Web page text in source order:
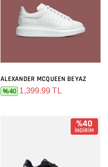
ALEXANDER MCQUEEN BEYAZ
%40 1,399.99 TL
%40
İNDİRİM